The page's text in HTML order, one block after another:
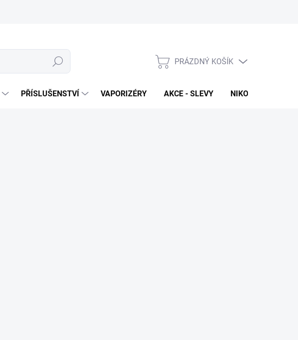
Hledat
NÁKUPNÍ
PRÁZDNÝ KOŠÍK
PŘÍSLUŠENSTVÍ VAPORIZÉRY AKCE - SLEVY NIKOTINOVÉ